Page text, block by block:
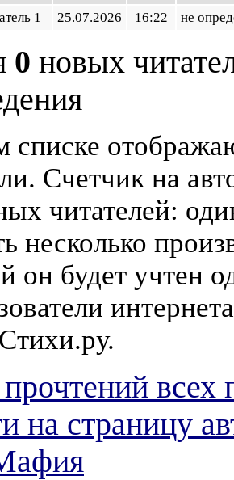
1
25.07.2026 16:22 не
0 новых
списке
Счетчик на
читателей:
несколько
он будет учтен
всех
на страницу